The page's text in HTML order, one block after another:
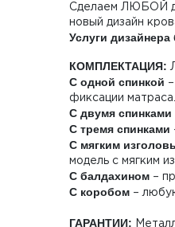
Сделаем ЛЮБОЙ
новый дизайн
Услуги дизайнера
КОМПЛЕКТАЦИЯ:
С одной спинкой
фиксации матраса.
С двумя спинками
С тремя спинками
С мягким
модель с мягким
С балдахином –
С коробом –
ГАРАНТИИ: